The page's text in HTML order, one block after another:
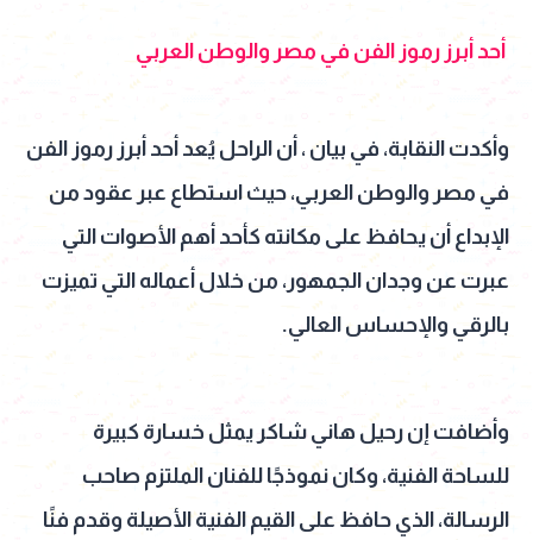
أحد أبرز رموز الفن في مصر والوطن العربي
وأكدت النقابة، في بيان ، أن الراحل يُعد أحد أبرز رموز الفن
في مصر والوطن العربي، حيث استطاع عبر عقود من
الإبداع أن يحافظ على مكانته كأحد أهم الأصوات التي
عبرت عن وجدان الجمهور، من خلال أعماله التي تميزت
بالرقي والإحساس العالي.
وأضافت إن رحيل هاني شاكر يمثل خسارة كبيرة
للساحة الفنية، وكان نموذجًا للفنان الملتزم صاحب
الرسالة، الذي حافظ على القيم الفنية الأصيلة وقدم فنًا